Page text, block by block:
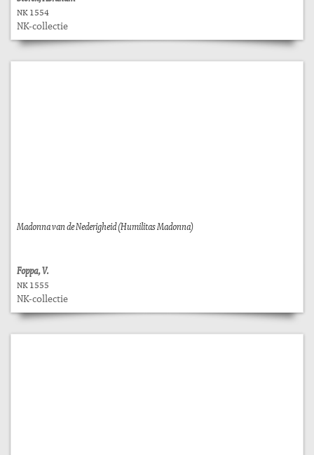
NK 1554
NK-collectie
Madonna van de Nederigheid (Humilitas Madonna)
Foppa, V.
NK 1555
NK-collectie